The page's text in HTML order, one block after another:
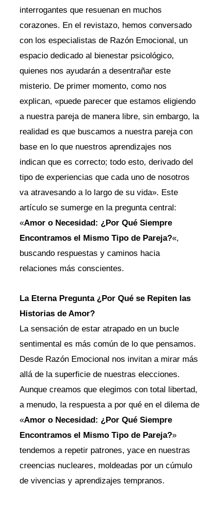
interrogantes que resuenan en muchos
corazones. En el revistazo, hemos conversado
con los especialistas de Razón Emocional, un
espacio dedicado al bienestar psicológico,
quienes nos ayudarán a desentrañar este
misterio. De primer momento, como nos
explican, «puede parecer que estamos eligiendo
a nuestra pareja de manera libre, sin embargo, la
realidad es que buscamos a nuestra pareja con
base en lo que nuestros aprendizajes nos
indican que es correcto; todo esto, derivado del
tipo de experiencias que cada uno de nosotros
va atravesando a lo largo de su vida». Este
artículo se sumerge en la pregunta central:
«Amor o Necesidad: ¿Por Qué Siempre
Encontramos el Mismo Tipo de Pareja?«,
buscando respuestas y caminos hacia
relaciones más conscientes.
La Eterna Pregunta ¿Por Qué se Repiten las
Historias de Amor?
La sensación de estar atrapado en un bucle
sentimental es más común de lo que pensamos.
Desde Razón Emocional nos invitan a mirar más
allá de la superficie de nuestras elecciones.
Aunque creamos que elegimos con total libertad,
a menudo, la respuesta a por qué en el dilema de
«Amor o Necesidad: ¿Por Qué Siempre
Encontramos el Mismo Tipo de Pareja?»
tendemos a repetir patrones, yace en nuestras
creencias nucleares, moldeadas por un cúmulo
de vivencias y aprendizajes tempranos.